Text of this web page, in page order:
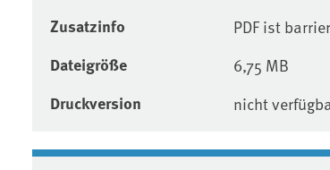
Zusatzinfo PDF ist
Dateigröße 6,75 MB
Druckversion nicht